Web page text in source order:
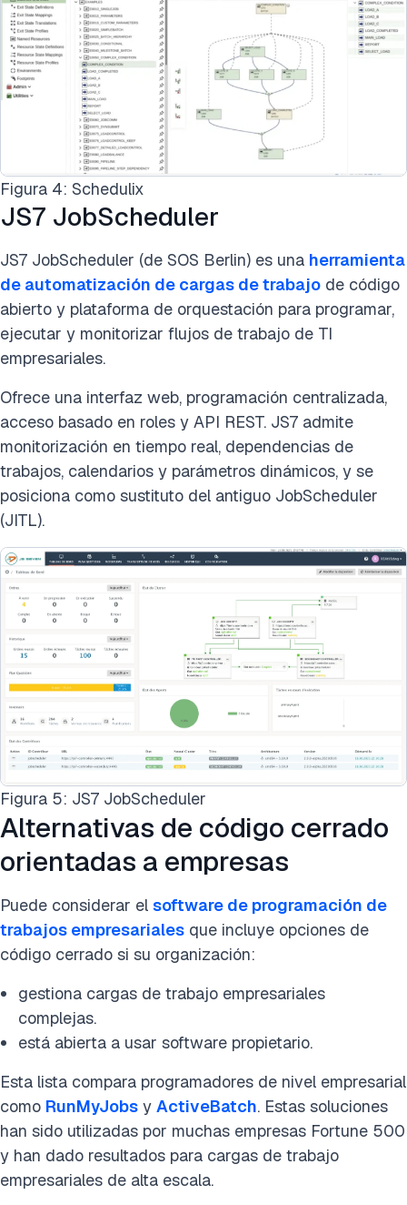
Figura 4: Schedulix
JS7 JobScheduler
JS7 JobScheduler (de SOS Berlin) es una herramienta
de automatización de cargas de trabajo de código
abierto y plataforma de orquestación para programar,
ejecutar y monitorizar flujos de trabajo de TI
empresariales.
Ofrece una interfaz web, programación centralizada,
acceso basado en roles y API REST. JS7 admite
monitorización en tiempo real, dependencias de
trabajos, calendarios y parámetros dinámicos, y se
posiciona como sustituto del antiguo JobScheduler
(JITL).
Figura 5: JS7 JobScheduler
Alternativas de código cerrado
orientadas a empresas
Puede considerar el software de programación de
trabajos empresariales que incluye opciones de
código cerrado si su organización:
gestiona cargas de trabajo empresariales
complejas.
está abierta a usar software propietario.
Esta lista compara programadores de nivel empresarial
como RunMyJobs y ActiveBatch. Estas soluciones
han sido utilizadas por muchas empresas Fortune 500
y han dado resultados para cargas de trabajo
empresariales de alta escala.